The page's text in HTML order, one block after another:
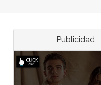
Publicidad